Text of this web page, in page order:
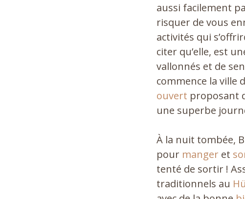
aussi facilement
risquer de vous
activités qui
citer qu’elle, est
vallonnés et de
commence la ville
ouvert proposant
une superbe
À la nuit tombée,
pour manger et
tenté de sortir !
traditionnels au